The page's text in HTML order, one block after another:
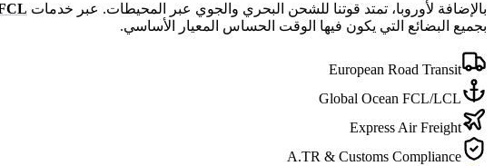
بالإضافة لأوروبا، تمتد قوتنا للشحن البحري والجوي عبر المحيطات. عبر خدمات
بجميع البضائع التي يكون فيها الوقت الحساس المعيار الأساسي.
European Road Transit
Global Ocean FCL/LCL
Express Air Freight
A.TR & Customs Compliance